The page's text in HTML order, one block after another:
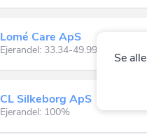
Lomé Care ApS
Ejerandel: 33.34-49.99%
CL Silkeborg ApS
Ejerandel: 100%
Se alle